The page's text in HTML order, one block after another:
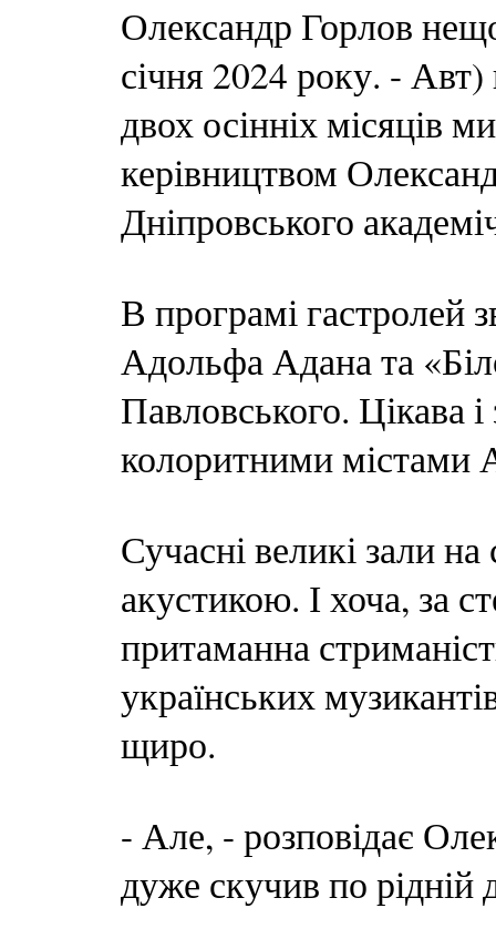
Олександр Горлов
січня 2024 року. -
двох осінніх місяців
керівництвом
Дніпровського
В програмі гастролей
Адольфа Адана та
Павловського. Цікава
колоритними містами
Сучасні великі зали
акустикою. І хоча, за
притаманна
українських
щиро.
- Але, - розповідає
дуже скучив по рідній